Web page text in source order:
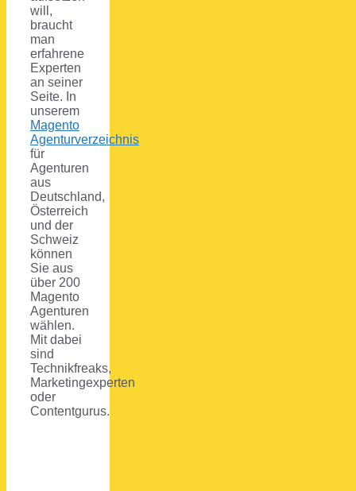
will,
braucht
man
erfahrene
Experten
an seiner
Seite. In
unserem
Magento
Agenturverzeichnis
für
Agenturen
aus
Deutschland,
Österreich
und der
Schweiz
können
Sie aus
über 200
Magento
Agenturen
wählen.
Mit dabei
sind
Technikfreaks,
Marketingexperten
oder
Contentgurus.